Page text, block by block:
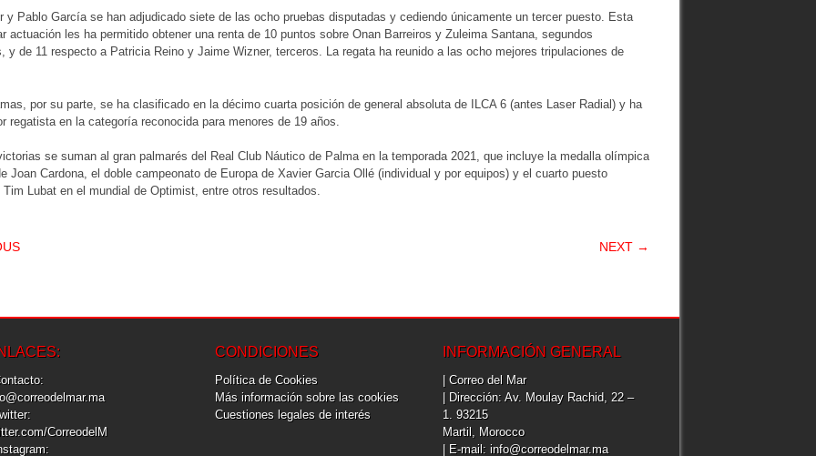
y Pablo García se han adjudicado siete de las ocho pruebas disputadas y cediendo únicamente un tercer puesto. Esta
actuación les ha permitido obtener una renta de 10 puntos sobre Onan Barreiros y Zuleima Santana, segundos
y de 11 respecto a Patricia Reino y Jaime Wizner, terceros. La regata ha reunido a las ocho mejores tripulaciones de
por su parte, se ha clasificado en la décimo cuarta posición de general absoluta de ILCA 6 (antes Laser Radial) y ha
regatista en la categoría reconocida para menores de 19 años.
se suman al gran palmarés del Real Club Náutico de Palma en la temporada 2021, que incluye la medalla olímpica
Joan Cardona, el doble campeonato de Europa de Xavier Garcia Ollé (individual y por equipos) y el cuarto puesto
Tim Lubat en el mundial de Optimist, entre otros resultados.
NAVIGATION NEXT →
CorreodelM
CONDICIONES
Política de Cookies
Más información sobre las cookies
Cuestiones legales de interés
INFORMACIÓN GENERAL
| Correo del Mar
| Dirección: Av. Moulay Rachid, 22 –
1. 93215
Martil, Morocco
| E-mail: info@correodelmar.ma